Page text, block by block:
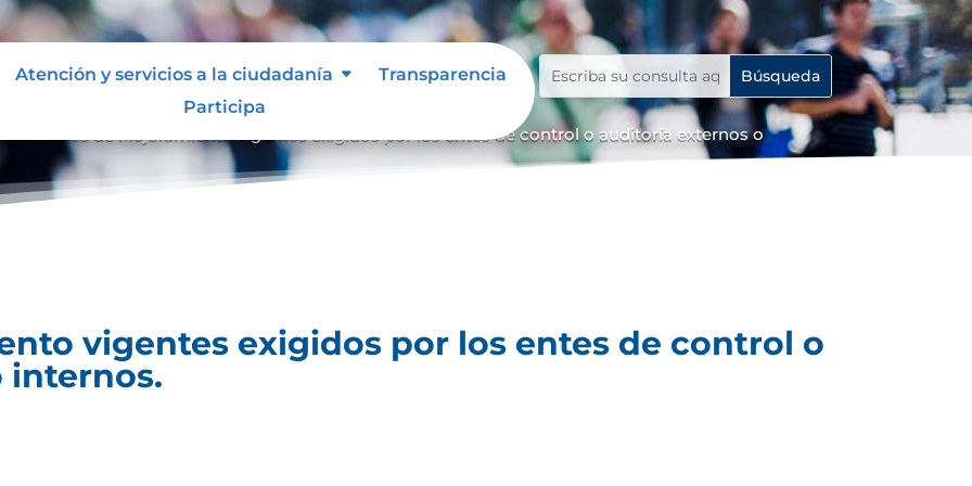
Atención y servicios a la ciudadanía
Transparencia
Participa
Planes de Mejoramiento vigentes exigidos por los entes de control o auditoría externos o
vigentes exigidos por los entes de control o
internos.